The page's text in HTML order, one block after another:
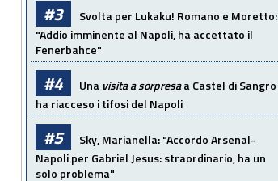
#3 Svolta per Lukaku! Romano e Moretto:
"Addio imminente al Napoli, ha accettato il
Fenerbahce"
#4 Una visita a sorpresaa Castel di Sangro
ha riacceso i tifosi del Napoli
#5 Sky, Marianella: "Accordo Arsenal-
Napoli per Gabriel Jesus: straordinario, ha un
solo problema"